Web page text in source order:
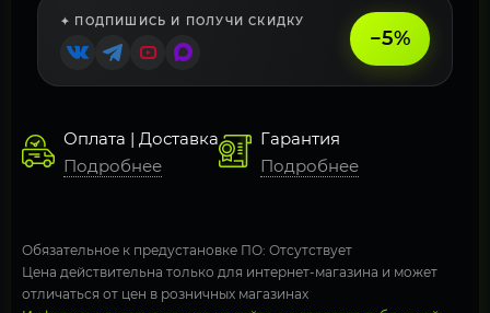
✦ ПОДПИШИСЬ И ПОЛУЧИ СКИДКУ
−5%
Оплата | Доставка
Подробнее
Гарантия
Подробнее
Обязательное к предустановке ПО: Отсутствует
Цена действительна только для интернет-магазина и может
отличаться от цен в розничных магазинах